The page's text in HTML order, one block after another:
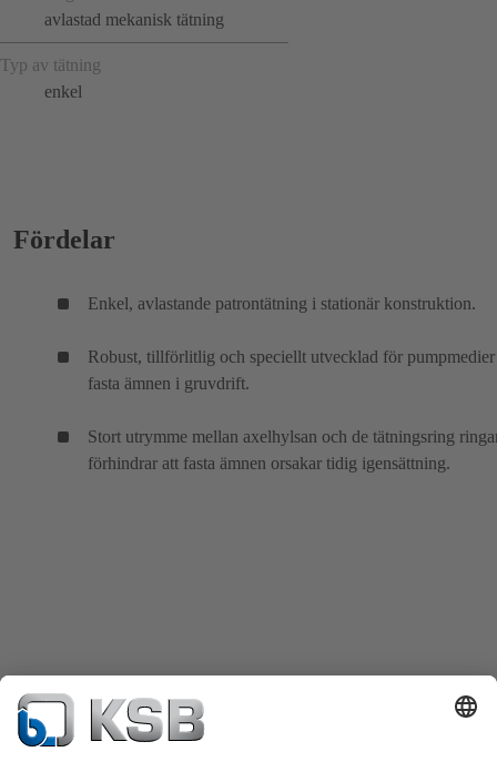
avlastad mekanisk tätning
Typ av tätning
enkel
Fördelar
Enkel, avlastande patrontätning i stationär konstruktion.
Robust, tillförlitlig och speciellt utvecklad för pumpmedier
fasta ämnen i gruvdrift.
Stort utrymme mellan axelhylsan och de tätningsring
förhindrar att fasta ämnen orsakar tidig igensättning.